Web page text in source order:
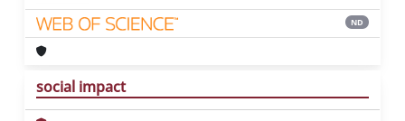
ND
social impact